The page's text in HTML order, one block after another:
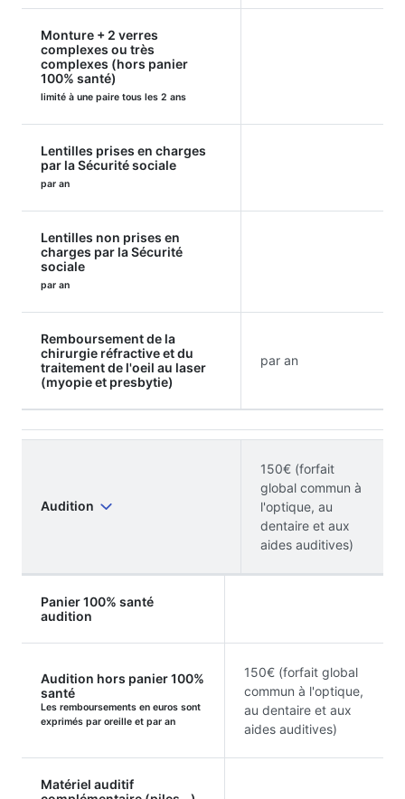
Monture + 2 verres
complexes ou très
complexes (hors panier
100% santé)
limité à une paire tous les 2 ans
Lentilles prises en charges
par la Sécurité sociale
par an
Lentilles non prises en
charges par la Sécurité
sociale
par an
Remboursement de la
chirurgie réfractive et du
traitement de l'oeil au laser
(myopie et presbytie)
par an
Audition
150€ (forfait
global commun à
l'optique, au
dentaire et aux
aides auditives)
Panier 100% santé
audition
Audition hors panier 100%
santé
Les remboursements en euros sont
exprimés par oreille et par an
150€ (forfait global
commun à l'optique,
au dentaire et aux
aides auditives)
Matériel auditif